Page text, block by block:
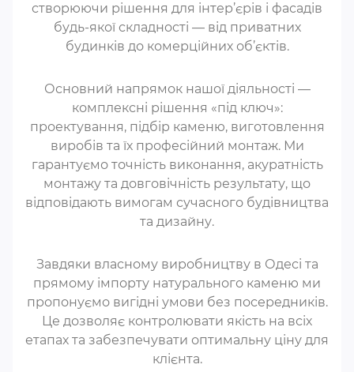
створюючи рішення для інтер’єрів і фасадів
будь-якої складності — від приватних
будинків до комерційних об’єктів.
Основний напрямок нашої діяльності —
комплексні рішення «під ключ»:
проектування, підбір каменю, виготовлення
виробів та їх професійний монтаж. Ми
гарантуємо точність виконання, акуратність
монтажу та довговічність результату, що
відповідають вимогам сучасного будівництва
та дизайну.
Завдяки власному виробництву в Одесі та
прямому імпорту натурального каменю ми
пропонуємо вигідні умови без посередників.
Це дозволяє контролювати якість на всіх
етапах та забезпечувати оптимальну ціну для
клієнта.